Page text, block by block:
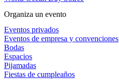
Organiza un evento
Eventos privados
Eventos de empresa y convenciones
Bodas
Espacios
Pijamadas
Fiestas de cumpleaños